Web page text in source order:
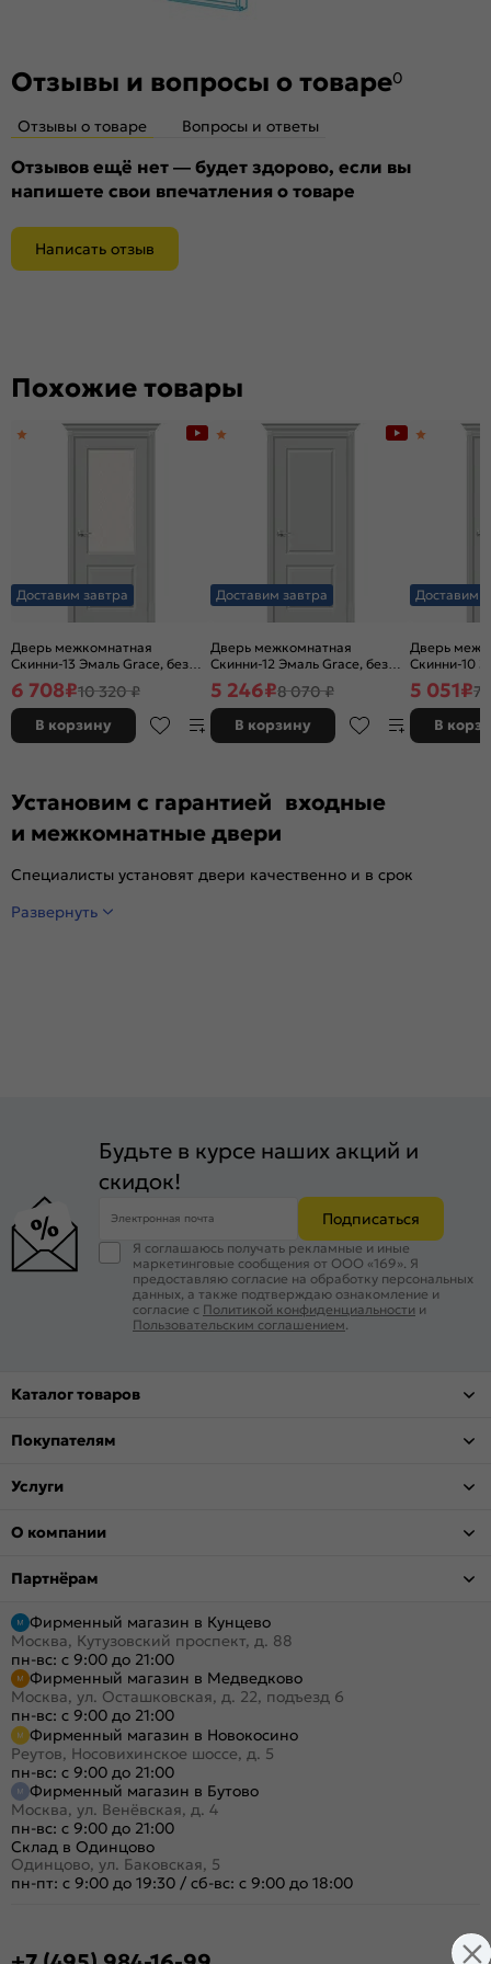
Отзывы и вопросы о товаре0
Отзывы о товаре Вопросы и ответы
Отзывов ещё нет — будет здорово, если вы
напишете свои впечатления о товаре
Написать отзыв
Похожие товары
Доставим завтра
Дверь межкомнатная
Скинни-13 Эмаль Grace, без
декора, остекленная, white
сrystal, без кромки, скиновая
6 708₽10 320 ₽
В корзину
Доставим завтра
Дверь межкомнатная
Скинни-12 Эмаль Grace, без
декора, глухая, без стекла,
без кромки, скиновая
5 246₽8 070 ₽
В корзину
Доставим
Дверь
Скинни-10
декора,
без кромки,
5 051₽7
В
Установим с гарантией входные
и межкомнатные двери
Специалисты установят двери качественно и в срок
Развернуть
Будьте в курсе наших акций и
скидок!
Электронная почта Подписаться
Я соглашаюсь получать рекламные и иные
маркетинговые сообщения от ООО «169». Я
предоставляю согласие на обработку персональных
данных, а также подтверждаю ознакомление и
согласие с Политикой конфиденциальности и
Пользовательским соглашением
Каталог товаров
Покупателям
Услуги
О компании
Партнёрам
Фирменный магазин в Кунцево
Москва, Кутузовский проспект, д. 88
пн-вс: с 9:00 до 21:00
Фирменный магазин в Медведково
Москва, ул. Осташковская, д. 22, подъезд 6
пн-вс: с 9:00 до 21:00
Фирменный магазин в Новокосино
Реутов, Носовихинское шоссе, д. 5
пн-вс: с 9:00 до 21:00
Фирменный магазин в Бутово
Москва, ул. Венёвская, д. 4
пн-вс: с 9:00 до 21:00
Склад в Одинцово
Одинцово, ул. Баковская, 5
пн-пт: с 9:00 до 19:30 / сб-вс: с 9:00 до 18:00